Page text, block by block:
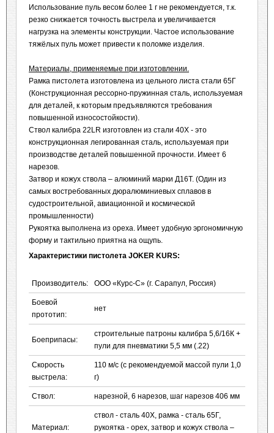
Использование пуль весом более 1 г не рекомендуется, т.к.
резко снижается точность выстрела и увеличивается
нагрузка на элементы конструкции. Частое использование
тяжёлых пуль может привести к поломке изделия.
Материалы, применяемые при изготовлении.
Рамка пистолета изготовлена из цельного листа стали 65Г
(Конструкционная рессорно-пружинная сталь, используемая
для деталей, к которым предъявляются требования
повышенной износостойкости).
Ствол калибра 22LR изготовлен из стали 40Х - это
конструкционная легированная сталь, используемая при
производстве деталей повышенной прочности. Имеет 6
нарезов.
Затвор и кожух ствола – алюминий марки Д16Т. (Один из
самых востребованных дюралюминиевых сплавов в
судостроительной, авиационной и космической
промышленности)
Рукоятка выполнена из ореха. Имеет удобную эргономичную
форму и тактильно приятна на ощупь.
Характеристики пистолета JOKER KURS:
Производитель: ООО «Курс-С» (г. Сарапул, Россия)
Боевой
прототип:
нет
Боеприпасы:
строительные патроны калибра 5,6/16К +
пули для пневматики 5,5 мм (.22)
Скорость
выстрела:
110 м/с (с рекомендуемой массой пули 1,0
г)
Ствол: нарезной, 6 нарезов, шаг нарезов 406 мм
Материал:
ствол - сталь 40Х, рамка - сталь 65Г,
рукоятка - орех, затвор и кожух ствола –